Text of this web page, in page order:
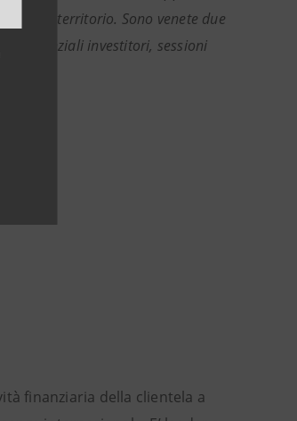
sul territorio. Sono venete due
potenziali investitori, sessioni
finanziaria della clientela a